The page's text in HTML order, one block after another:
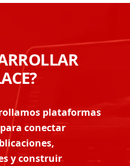
plataformas
conectar
y construir